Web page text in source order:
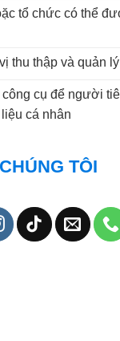
tổ chức có thể
thu thập và quản
cụ để người
cá nhân
TÔI